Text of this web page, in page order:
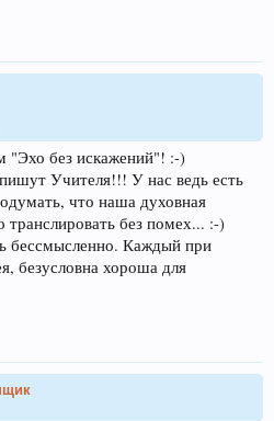
без искажений"! :-)
Учителя!!! У нас ведь есть
что наша духовная
без помех... :-)
бессмысленно. Каждый при
безусловна хороша для